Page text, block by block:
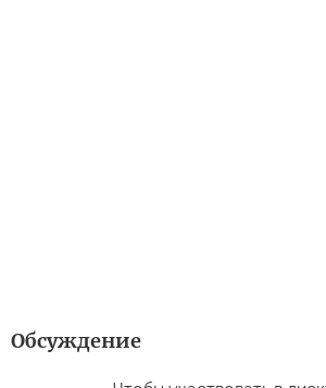
Обсуждение